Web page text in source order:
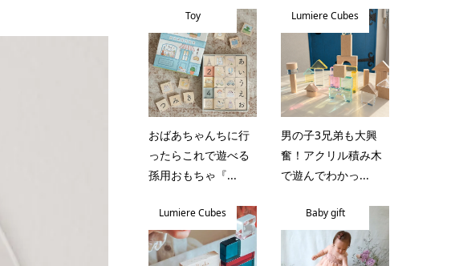
Toy
おばあちゃんちに行
ったらこれで遊べる
孫用おもちゃ『...
Lumiere Cubes
男の子3兄弟も大興
奮！アクリル積み木
で遊んでわかっ...
Lumiere Cubes Baby gift